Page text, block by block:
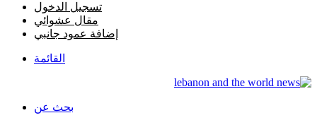
تسجيل الدخول
مقال عشوائي
إضافة عمود جانبي
القائمة
بحث عن